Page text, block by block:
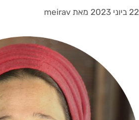
22 ביוני 2023 מאת meirav